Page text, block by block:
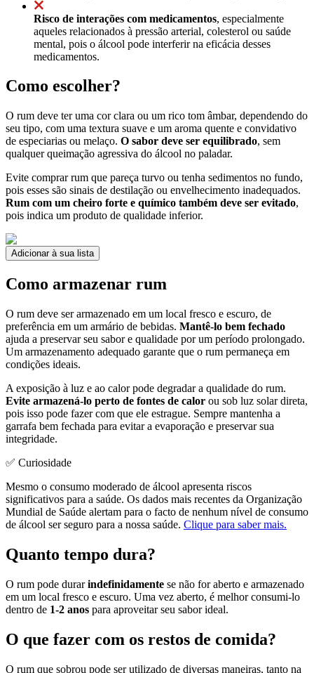
Risco de interações com medicamentos, especialmente
aqueles relacionados à pressão arterial, colesterol ou saúde
mental, pois o álcool pode interferir na eficácia desses
medicamentos.
Como escolher?
O rum deve ter uma cor clara ou um rico tom âmbar, dependendo do
seu tipo, com uma textura suave e um aroma quente e convidativo
de especiarias ou melaço. O sabor deve ser equilibrado, sem
qualquer queimação agressiva do álcool no paladar.
Evite comprar rum que pareça turvo ou tenha sedimentos no fundo,
pois esses são sinais de destilação ou envelhecimento inadequados.
Rum com um cheiro forte e químico também deve ser evitado,
pois indica um produto de qualidade inferior.
Adicionar à sua lista
Como armazenar rum
O rum deve ser armazenado em um local fresco e escuro, de
preferência em um armário de bebidas. Mantê-lo bem fechado
ajuda a preservar seu sabor e qualidade por um período prolongado.
Um armazenamento adequado garante que o rum permaneça em
condições ideais.
A exposição à luz e ao calor pode degradar a qualidade do rum.
Evite armazená-lo perto de fontes de calor ou sob luz solar direta,
pois isso pode fazer com que ele estrague. Sempre mantenha a
garrafa bem fechada para evitar a evaporação e preservar sua
integridade.
✅ Curiosidade
Mesmo o consumo moderado de álcool apresenta riscos
significativos para a saúde. Os dados mais recentes da Organização
Mundial de Saúde alertam para o facto de nenhum nível de consumo
de álcool ser seguro para a nossa saúde. Clique para saber mais.
Quanto tempo dura?
O rum pode durarindefinidamente se não for aberto e armazenado
em um local fresco e escuro. Uma vez aberto, é melhor consumi-lo
dentro de 1-2 anos para aproveitar seu sabor ideal.
O que fazer com os restos de comida?
O rum que sobrou pode ser utilizado de diversas maneiras, tanto na